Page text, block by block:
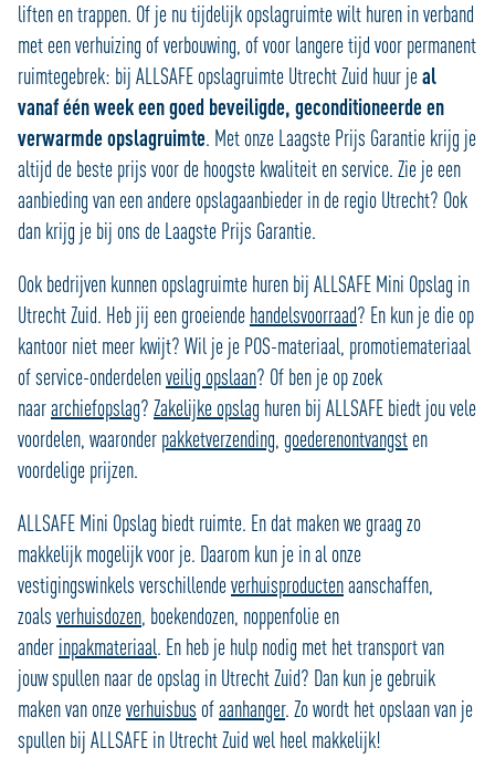
liften en trappen. Of je nu tijdelijk opslagruimte wilt huren in verband
met een verhuizing of verbouwing, of voor langere tijd voor permanent
ruimtegebrek: bij ALLSAFE opslagruimte Utrecht Zuid huur jeal
vanaf één week een goed beveiligde, geconditioneerde en
verwarmde opslagruimte. Met onze Laagste Prijs Garantie krijg je
altijd de beste prijs voor de hoogste kwaliteit en service. Zie je een
aanbieding van een andere opslagaanbieder in de regio Utrecht? Ook
dan krijg je bij ons de Laagste Prijs Garantie.
Ook bedrijven kunnen opslagruimte huren bij ALLSAFE Mini Opslag in
Utrecht Zuid. Heb jij een groeiende handelsvoorraad? En kun je die op
kantoor niet meer kwijt? Wil je je POS-materiaal, promotiemateriaal
of service-onderdelenveilig opslaan? Of ben je op zoek
naararchiefopslag? Zakelijke opslag huren bij ALLSAFE biedt jou vele
voordelen, waaronder pakketverzending, goederenontvangsten
voordelige prijzen.
ALLSAFE Mini Opslag biedt ruimte. En dat maken we graag zo
makkelijk mogelijk voor je. Daarom kun je in al onze
vestigingswinkels verschillendeverhuisproductenaanschaffen,
zoals verhuisdozen, boekendozen, noppenfolie en
ander inpakmateriaal. En heb je hulp nodig met het transport van
jouw spullen naar de opslag in Utrecht Zuid? Dan kun je gebruik
maken van onzeverhuisbus ofaanhanger. Zo wordt het opslaan van je
spullen bij ALLSAFE in Utrecht Zuid wel heel makkelijk!